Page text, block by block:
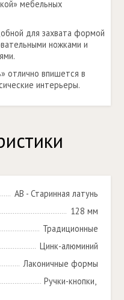
мебельных
для захвата формой
ножками и
отлично впишется в
интерьеры.
AB - Старинная латунь
128 мм
Традиционные
Цинк-алюминий
Лаконичные формы
Ручки-кнопки,